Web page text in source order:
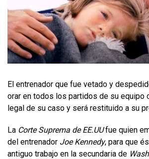
El entrenador que fue vetado y
orar en todos los partidos de su equipo
legal de su caso y será restituido a su
La Corte Suprema de EE.UUfue quien
del entrenador Joe Kennedy, para que
antiguo trabajo en la secundaria de